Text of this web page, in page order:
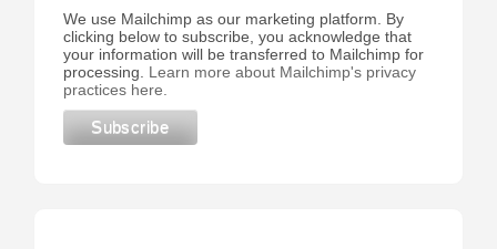
We use Mailchimp as our marketing platform. By
clicking below to subscribe, you acknowledge that
your information will be transferred to Mailchimp for
processing. Learn more about Mailchimp's privacy
practices here.